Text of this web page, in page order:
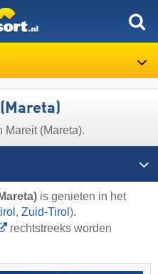
Mareit (Mareta).
is genieten in het
, Zuid-Tirol ).
rechtstreeks worden